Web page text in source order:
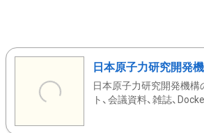
日本原子力研究開発
日本原子力研究開発機構
ト、会議資料、雑誌、